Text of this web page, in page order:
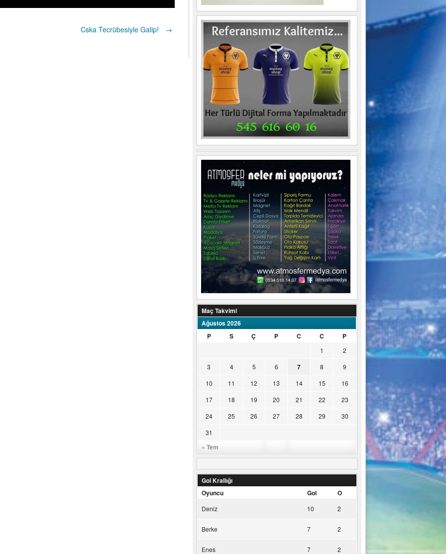
Cska Tecrübesiyle Galip! →
Maç Takvimi
Ağustos 2026
P
S Ç P C C P
« Tem
1
2
3
4 5 6 7 8
9
10
11 12 13 14 15
16
17
18 19 20 21 22
23
24
25 26 27 28 29
30
31
Gol Krallığı
Oyuncu
Gol O
Deniz 10 2
Berke 7 2
Enes 7 2